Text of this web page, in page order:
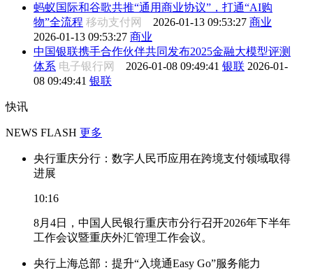
蚂蚁国际和谷歌共推“通用商业协议”，打通“AI购
物”全流程 移动支付网 2026-01-13 09:53:27 商业
2026-01-13 09:53:27 商业
中国银联携手合作伙伴共同发布2025金融大模型评测
体系 电子银行网 2026-01-08 09:49:41 银联 2026-01-
08 09:49:41 银联
快讯
NEWS FLASH 更多
央行重庆分行：数字人民币应用在跨境支付领域取得
进展
10:16
8月4日，中国人民银行重庆市分行召开2026年下半年
工作会议暨重庆外汇管理工作会议。
央行上海总部：提升“入境通Easy Go”服务能力